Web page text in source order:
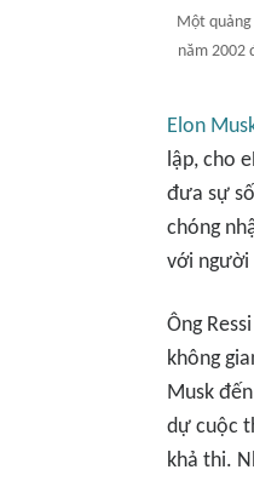
Một quảng
năm 2002
Elon
lập, cho
đưa sự
chóng
với người
Ông
không
Musk
dự cuộc
khả thi.